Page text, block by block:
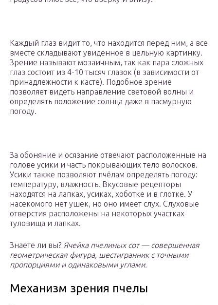
Каждый глаз видит то, что находится перед ним, а все
вместе складывают увиденное в цельную картинку.
Зрение называют мозаичным, так как пара сложных
глаз состоит из 4-10 тысяч глазок (в зависимости от
принадлежности к касте). Подобное зрение
позволяет видеть направление световой волны и
определять положение солнца даже в пасмурную
погоду.
За обоняние и осязание отвечают расположенные на
голове усики и часть покрывающих тело волосков.
Усики также позволяют пчёлам определять погоду:
температуру, влажность. Вкусовые рецепторы
находятся на лапках, усиках, хоботке и в глотке. У
насекомого нет ушек, но оно имеет слух. Слуховые
отверстия расположены на некоторых участках
туловища и лапках.
Знаете ли вы? Ячейка пчелиных сот — совершенная
геометрическая фигура, шестигранник с точными
пропорциями и одинаковыми углами.
Механизм зрения пчелы